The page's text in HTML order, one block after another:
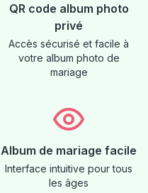
QR code album photo
privé
Accès sécurisé et facile à
votre album photo de
mariage
Album de mariage facile
Interface intuitive pour tous
les âges